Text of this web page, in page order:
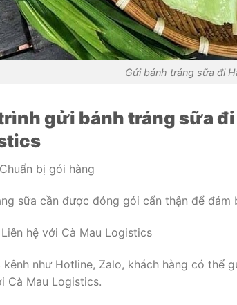
Gửi bánh tráng sữa đi
gửi bánh tráng sữa đi
bị gói hàng
sữa cần được đóng gói cẩn thận để
hệ với Cà Mau Logistics
kênh như Hotline, Zalo, khách hàng có thể
Cà Mau Logistics.